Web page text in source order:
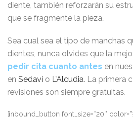
diente, también reforzarán su
que se fragmente la pieza.
Sea cual sea el tipo de manchas
dientes, nunca olvides que la
pedir cita cuanto antes en
en Sedaví o L’Alcudia. La primera
revisiones son siempre gratuitas.
[inbound_button font_size=”20″